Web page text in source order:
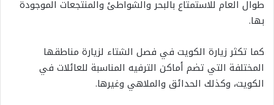
طوال العام للاستمتاع بالبحر والشواطئ والمنتجعات الموجودة
بها.
كما تكثر زيارة الكويت في فصل الشتاء لزيارة مناطقها
المختلفة التي تضم أماكن الترفيه المناسبة للعائلات في
الكويت، وكذلك الحدائق والملاهي وغيرها.